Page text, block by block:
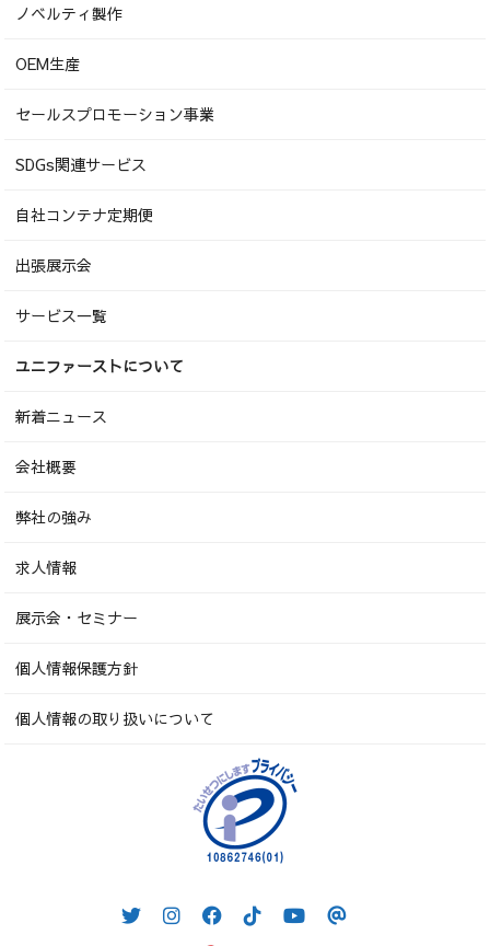
ノベルティ製作
OEM生産
セールスプロモーション事業
SDGs関連サービス
自社コンテナ定期便
出張展示会
サービス一覧
ユニファーストについて
新着ニュース
会社概要
弊社の強み
求人情報
展示会・セミナー
個人情報保護方針
個人情報の取り扱いについて